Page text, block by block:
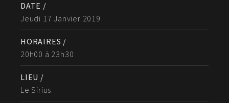
DATE /
Jeudi 17 Janvier 2019
HORAIRES /
20h00 à 23h30
LIEU /
Le Sirius